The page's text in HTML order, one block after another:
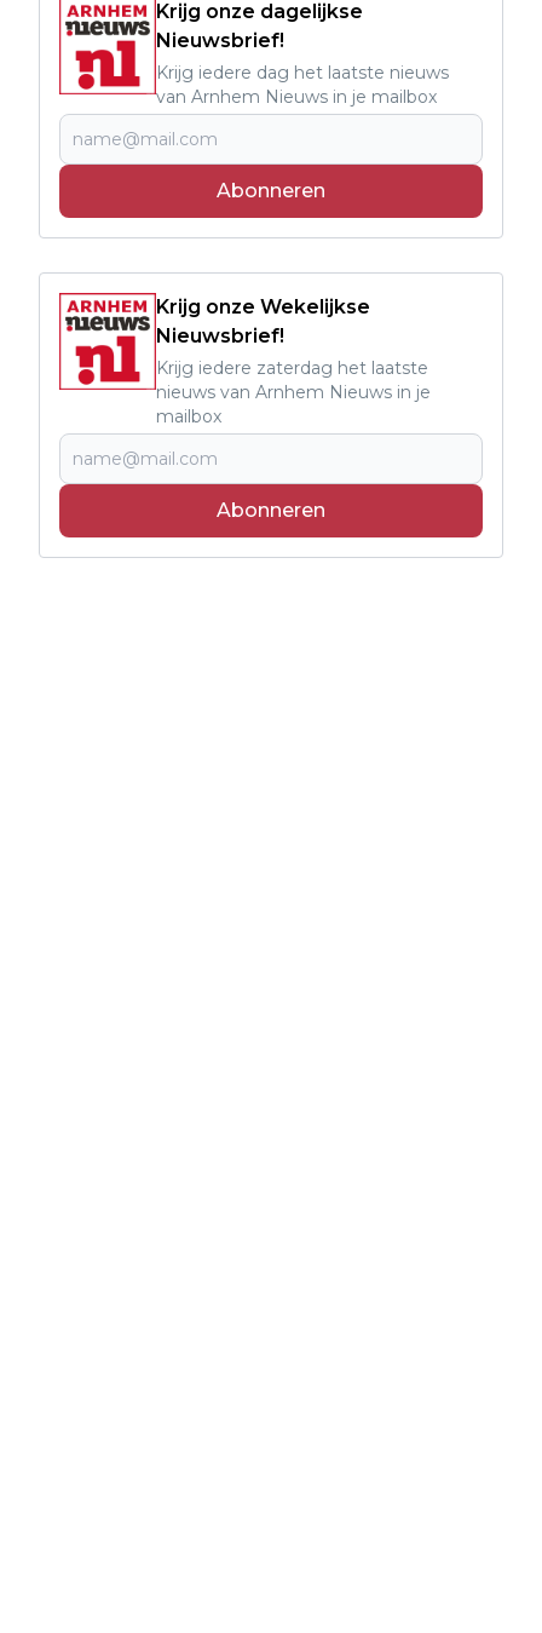
Krijg onze dagelijkse
Nieuwsbrief!
Krijg iedere dag het laatste nieuws
van Arnhem Nieuws in je mailbox
Abonneren
Krijg onze Wekelijkse
Nieuwsbrief!
Krijg iedere zaterdag het laatste
nieuws van Arnhem Nieuws in je
mailbox
Abonneren